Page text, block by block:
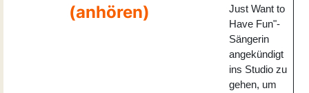
(anhören)
Just Want to
Have Fun"-
Sängerin
angekündigt
ins Studio zu
gehen, um